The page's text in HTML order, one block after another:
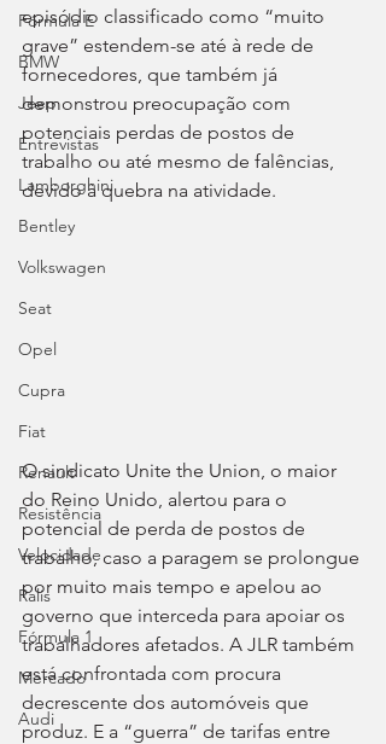
Fórmula E
BMW
Jeep
Entrevistas
Lamborghini
Bentley
Volkswagen
Seat
Opel
Cupra
Fiat
Renault
Resistência
Velocidade
Ralis
Fórmula 1
Mercado
Audi
episódio classificado como “muito
grave” estendem-se até à rede de
fornecedores, que também já
demonstrou preocupação com
potenciais perdas de postos de
trabalho ou até mesmo de falências,
devido à quebra na atividade.
O sindicato Unite the Union, o maior
do Reino Unido, alertou para o
potencial de perda de postos de
trabalho, caso a paragem se prolongue
por muito mais tempo e apelou ao
governo que interceda para apoiar os
trabalhadores afetados. A JLR também
está confrontada com procura
decrescente dos automóveis que
produz. E a “guerra” de tarifas entre